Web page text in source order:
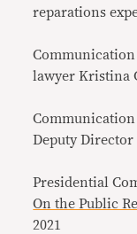
reparations
lawyer Kristina
Deputy Director
Presidential
On the Public
2021